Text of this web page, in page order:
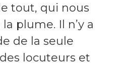
tout, qui nous
plume. Il n’y a
de la seule
locuteurs et